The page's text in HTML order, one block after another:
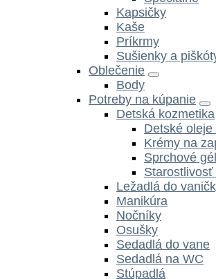
Kapsičky
Kaše
Príkrmy
Sušienky a
Oblečenie
Body
Potreby na kúpanie
Detská kozmetika
Detské
Krémy na
Sprchové
Ležadlá do
Manikúra
Nočníky
Osušky
Sedadlá do vane
Sedadlá na WC
Stúpadlá